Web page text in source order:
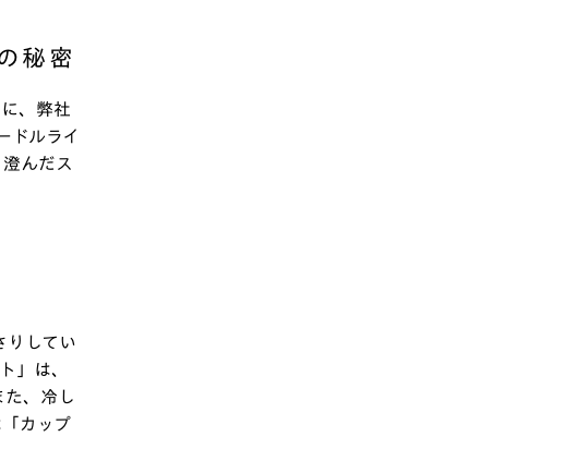
秘密
、弊社
ドルライ
んだス
りしてい
」は、
、冷し
カップ